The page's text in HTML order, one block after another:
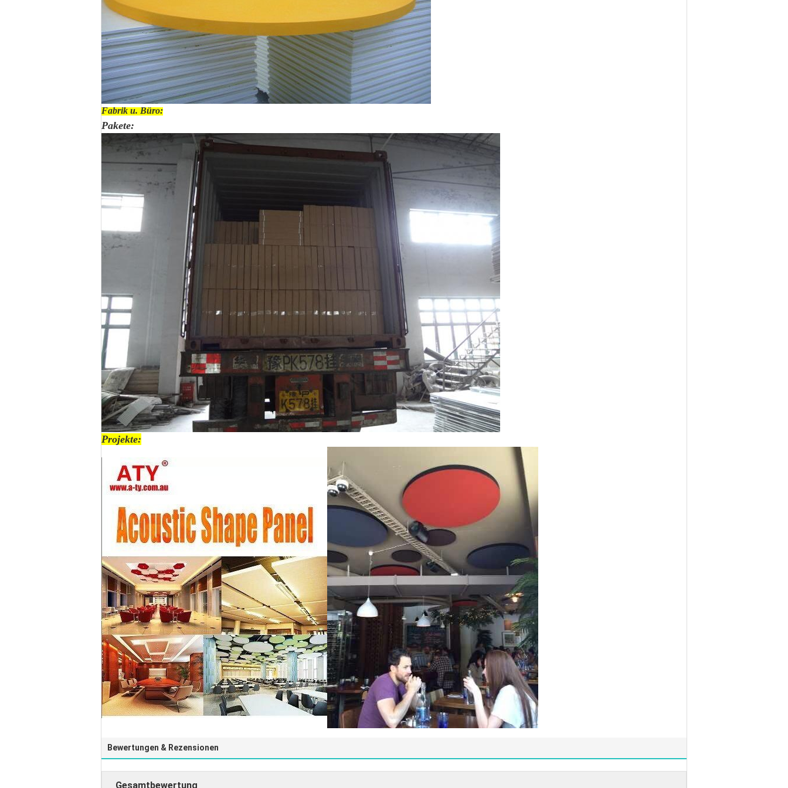
Fabrik u. Büro:
Pakete:
Projekte:
Bewertungen & Rezensionen
Gesamtbewertung